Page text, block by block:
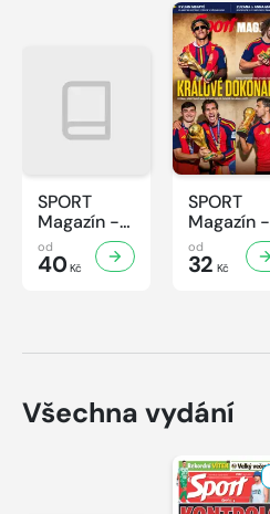
SPORT
Magazín -
32/2026
od
40Kč
SPORT
Magazín -
31/2026
od
32 Kč
Všechna vydání